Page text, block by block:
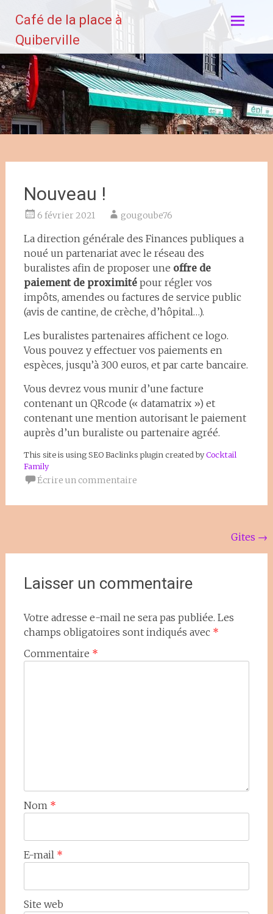
contenu
principal
Café de la place à
Quiberville
Nouveau !
6 février 2021 gougoube76
La direction générale des Finances publiques a
noué un partenariat avec le réseau des
buralistes afin de proposer une offre de
paiement de proximitépour régler vos
impôts, amendes ou factures de service public
(avis de cantine, de crèche, d’hôpital…).
Les buralistes partenaires affichent ce logo.
Vous pouvez y effectuer vos paiements en
espèces, jusqu’à 300 euros, et par carte bancaire.
Vous devrez vous munir d’une facture
contenant un QRcode (« datamatrix ») et
contenant une mention autorisant le paiement
auprès d’un buraliste ou partenaire agréé.
This site is using SEO Baclinks plugin created byCocktail
Family
Écrire un commentaire
de
l'article
Gites →
Laisser un commentaire
Votre adresse e-mail ne sera pas publiée. Les
champs obligatoires sont indiqués avec *
Commentaire *
Nom *
E-mail *
Site web